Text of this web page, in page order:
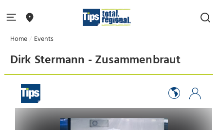
Home Events
Dirk Stermann - Zusammenbraut